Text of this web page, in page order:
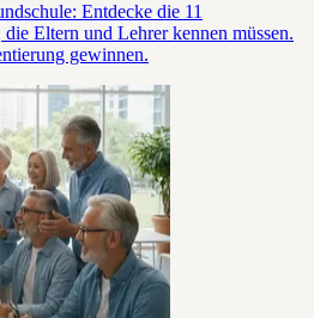
Entdecke die 11
Eltern und Lehrer kennen müssen.
gewinnen.